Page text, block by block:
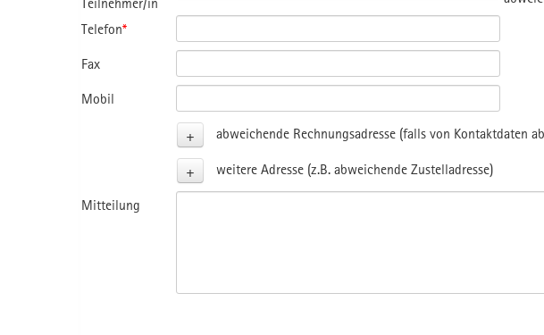
Telefon*
Fax
Mobil
+ abweichende Rechnungsadresse (falls von Kontaktdaten
+ weitere Adresse (z.B. abweichende Zustelladresse)
Mitteilung